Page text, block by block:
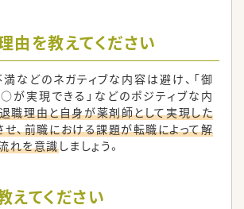
由を教えてください
などのネガティブな内容は避け、「御
が実現できる」などのポジティブな内
退職理由と自身が薬剤師として実現した
せ、前職における課題が転職によって解
れを意識しましょう。
えてください